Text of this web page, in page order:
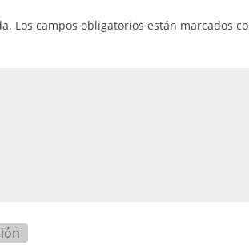
Los campos obligatorios están marcados